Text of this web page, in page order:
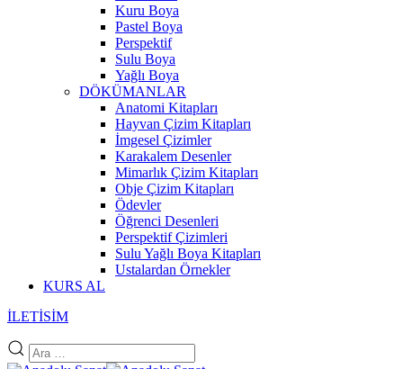
Kuru Boya
Pastel Boya
Perspektif
Sulu Boya
Yağlı Boya
DÖKÜMANLAR
Anatomi Kitapları
Hayvan Çizim Kitapları
İmgesel Çizimler
Karakalem Desenler
Mimarlık Çizim Kitapları
Obje Çizim Kitapları
Ödevler
Öğrenci Desenleri
Perspektif Çizimleri
Sulu Yağlı Boya Kitapları
Ustalardan Örnekler
KURS AL
İLETİSİM